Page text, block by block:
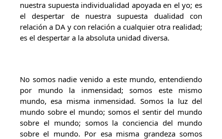
nuestra supuesta individualidad apoyada en el yo; es
el despertar de nuestra supuesta dualidad con
relación a DA y con relación a cualquier otra realidad;
es el despertar a la absoluta unidad diversa.
No somos nadie venido a este mundo, entendiendo
por mundo la inmensidad; somos este mismo
mundo, esa misma inmensidad. Somos la luz del
mundo sobre el mundo; somos el sentir del mundo
sobre el mundo; somos la conciencia del mundo
sobre el mundo. Por esa misma grandeza somos